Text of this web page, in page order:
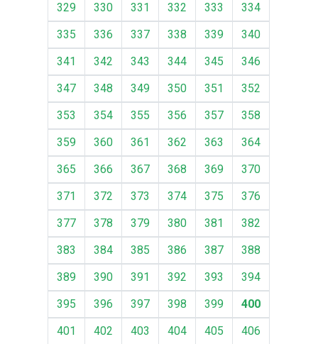
329
330 331 332 333
334
335
336 337 338 339
340
341
342 343 344 345
346
347
348 349 350 351
352
353
354 355 356 357
358
359
360 361 362 363
364
365
366 367 368 369
370
371
372 373 374 375
376
377
378 379 380 381
382
383
384 385 386 387
388
389
390 391 392 393
394
395
396 397 398 399
400
401
402 403 404 405 406